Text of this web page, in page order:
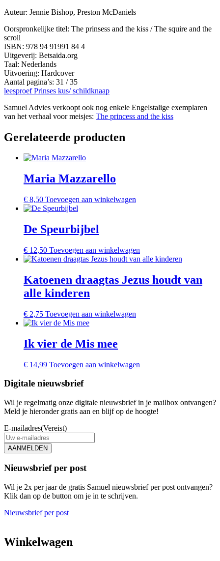
Auteur: Jennie Bishop, Preston McDaniels
Oorspronkelijke titel: The prinsess and the kiss / The squire and the
scroll
ISBN: 978 94 91991 84 4
Uitgeverij: Betsaida.org
Taal: Nederlands
Uitvoering: Hardcover
Aantal pagina’s: 31 / 35
leesproef Prinses kus/ schildknaap
Samuel Advies verkoopt ook nog enkele Engelstalige exemplaren
van het verhaal voor meisjes: The princess and the kiss
Gerelateerde producten
Maria Mazzarello
€ 8,50 Toevoegen aan winkelwagen
De Speurbijbel
€ 12,50 Toevoegen aan winkelwagen
Katoenen draagtas Jezus houdt van
alle kinderen
€ 2,75 Toevoegen aan winkelwagen
Ik vier de Mis mee
€ 14,99 Toevoegen aan winkelwagen
Digitale nieuwsbrief
Wil je regelmatig onze digitale nieuwsbrief in je mailbox ontvangen?
Meld je hieronder gratis aan en blijf op de hoogte!
E-mailadres(Vereist)
AANMELDEN
Nieuwsbrief per post
Wil je 2x per jaar de gratis Samuel nieuwsbrief per post ontvangen?
Klik dan op de button om je in te schrijven.
Nieuwsbrief per post
Winkelwagen